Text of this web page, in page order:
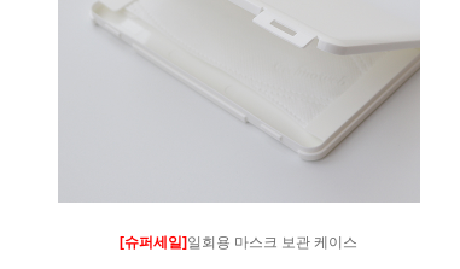
[슈퍼세일]일회용 마스크 보관 케이스